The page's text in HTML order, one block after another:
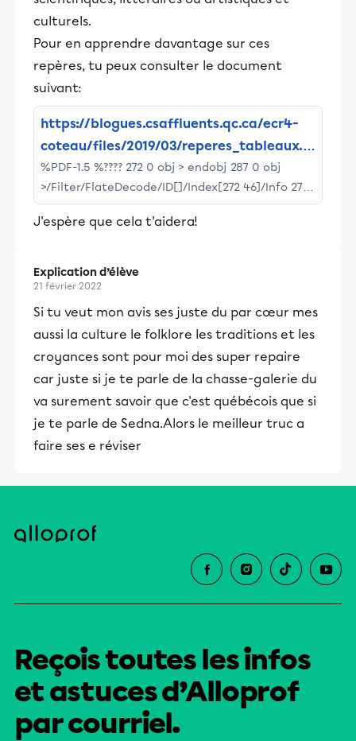
culturels.
Pour en apprendre davantage sur ces
repères, tu peux consulter le document
suivant:
https://blogues.csaffluents.qc.ca/ecr4-
coteau/files/2019/03/reperes_tableaux.p
df
%PDF-1.5 %???? 272 0 obj > endobj 287 0 obj
>/Filter/FlateDecode/ID[]/Index[272 46]/Info 271
0 R/Length 86/Prev 107308/Root 273 0 R/Size
318/Type/XRef/W[1 3 1]>>stream h?
V&F?? q??C?????? @?
J'espère que cela t'aidera!
Explication d’élève
21 février 2022
Si tu veut mon avis ses juste du par cœur mes
aussi la culture le folklore les traditions et les
croyances sont pour moi des super repaire
car juste si je te parle de la chasse-galerie du
va surement savoir que c'est québécois que si
je te parle de Sedna.Alors le meilleur truc a
faire ses e réviser
Reçois toutes les infos
et astuces d’Alloprof
par courriel.